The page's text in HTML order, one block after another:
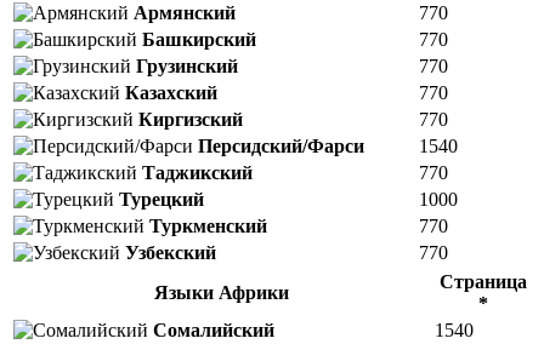
Армянский
770
Башкирский
770
Грузинский
770
Казахский
770
Киргизский
770
Персидский/Фарси
1540
Таджикский
770
Турецкий
1000
Туркменский
770
Узбекский
770
Языки Африки
Страница
*
Сомалийский
1540